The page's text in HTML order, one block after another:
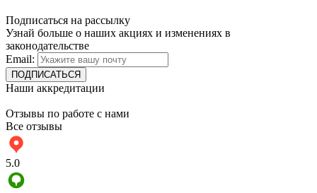
Подписаться на рассылку
Узнай больше о наших акциях и изменениях в
законодательстве
Email:
Наши аккредитации
Отзывы по работе с нами
Все отзывы
5.0